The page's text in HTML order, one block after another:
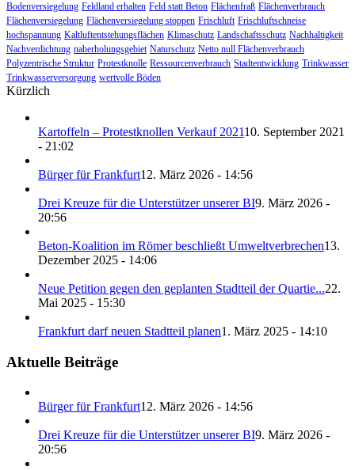
Bodenversiegelung Feldland erhalten Feld statt Beton Flächenfraß Flächenverbrauch
Flächenversiegelung Flächenversiegelung stoppen Frischluft Frischluftschneise
hochspannung Kaltluftentstehungsflächen Klimaschutz Landschaftsschutz Nachhaltigkeit
Nachverdichtung naherholungsgebiet Naturschutz Netto null Flächenverbrauch
Polyzentrische Struktur Protestknolle Ressourcenverbrauch Stadtentwicklung Trinkwasser
Trinkwasserversorgung wertvolle Böden
Kürzlich
Kartoffeln – Protestknollen Verkauf 202110. September 2021
- 21:02
Bürger für Frankfurt12. März 2026 - 14:56
Drei Kreuze für die Unterstützer unserer BI9. März 2026 -
20:56
Beton-Koalition im Römer beschließt Umweltverbrechen13.
Dezember 2025 - 14:06
Neue Petition gegen den geplanten Stadtteil der Quartie...22.
Mai 2025 - 15:30
Frankfurt darf neuen Stadtteil planen1. März 2025 - 14:10
Aktuelle Beiträge
Bürger für Frankfurt12. März 2026 - 14:56
Drei Kreuze für die Unterstützer unserer BI9. März 2026 -
20:56